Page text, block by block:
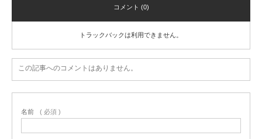
コメント (0)
トラックバックは利用できません。
この記事へのコメントはありません。
名前 ( 必須 )